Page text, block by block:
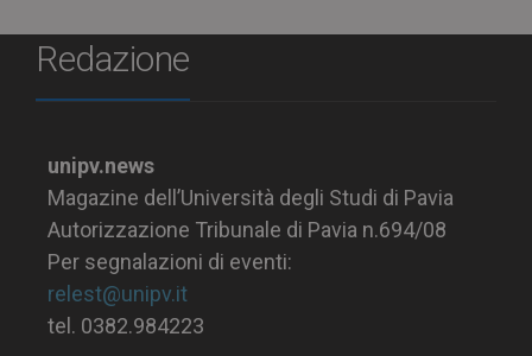
Redazione
unipv.news
Magazine dell’Università degli Studi di Pavia
Autorizzazione Tribunale di Pavia n.694/08
Per segnalazioni di eventi:
relest@unipv.it
tel. 0382.984223